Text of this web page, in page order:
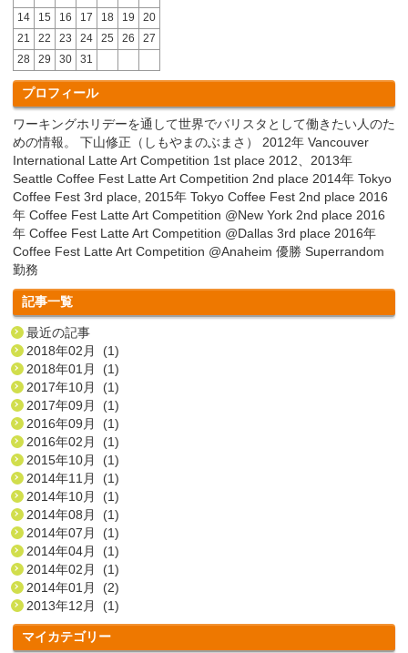
14
15 16 17 18 19
20
21
22 23 24 25 26
27
28
29 30 31
プロフィール
ワーキングホリデーを通して世界でバリスタとして働きたい人のた
めの情報。 下山修正（しもやまのぶまさ） 2012年 Vancouver
International Latte Art Competition 1st place 2012、2013年
Seattle Coffee Fest Latte Art Competition 2nd place 2014年 Tokyo
Coffee Fest 3rd place, 2015年 Tokyo Coffee Fest 2nd place 2016
年 Coffee Fest Latte Art Competition @New York 2nd place 2016
年 Coffee Fest Latte Art Competition @Dallas 3rd place 2016年
Coffee Fest Latte Art Competition @Anaheim 優勝 Superrandom
勤務
記事一覧
最近の記事
2018年02月 (1)
2018年01月 (1)
2017年10月 (1)
2017年09月 (1)
2016年09月 (1)
2016年02月 (1)
2015年10月 (1)
2014年11月 (1)
2014年10月 (1)
2014年08月 (1)
2014年07月 (1)
2014年04月 (1)
2014年02月 (1)
2014年01月 (2)
2013年12月 (1)
マイカテゴリー